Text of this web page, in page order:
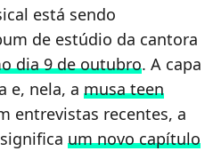
está sendo
de estúdio da cantora
dia 9 de outubro. A capa
e, nela, a musa teen
entrevistas recentes, a
um novo capítulo